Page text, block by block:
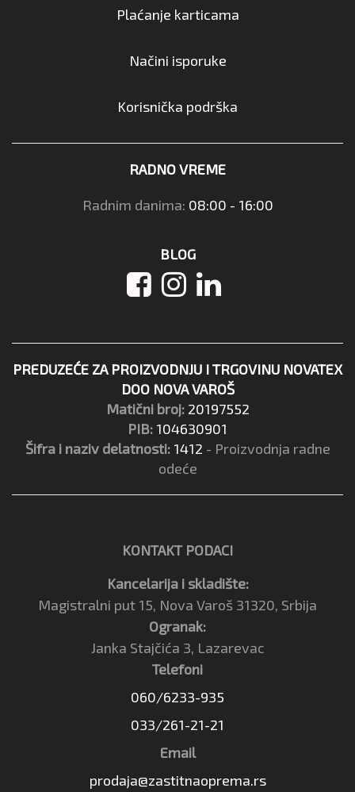
Plaćanje karticama
Načini isporuke
Korisnička podrška
RADNO VREME
Radnim danima: 08:00 - 16:00
BLOG
PREDUZEĆE ZA PROIZVODNJU I TRGOVINU NOVATEX
DOO NOVA VAROŠ
Matični broj: 20197552
PIB: 104630901
Šifra i naziv delatnosti: 1412 - Proizvodnja radne
odeće
KONTAKT PODACI
Kancelarija i skladište:
Magistralni put 15, Nova Varoš 31320, Srbija
Ogranak:
Janka Stajčića 3, Lazarevac
Telefoni
060/6233-935
033/261-21-21
Email
prodaja@zastitnaoprema.rs